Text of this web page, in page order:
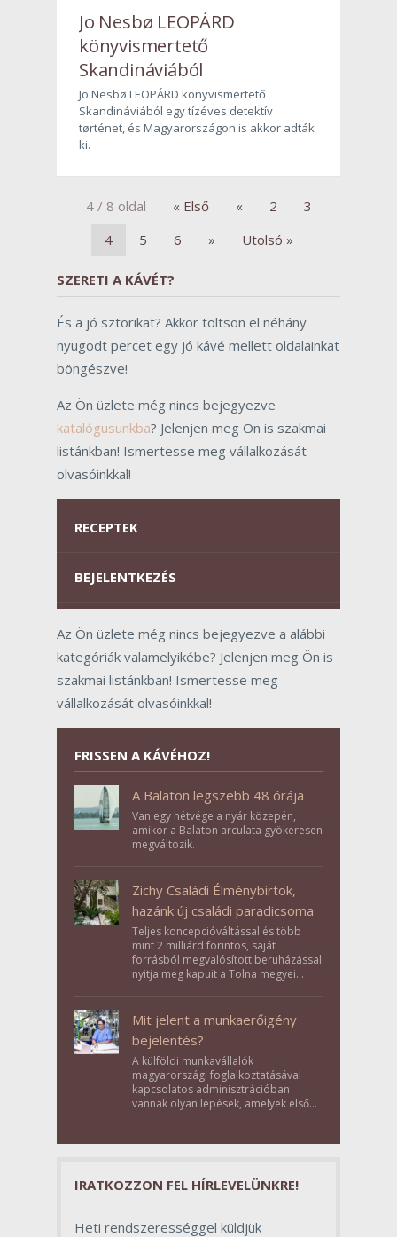
Jo Nesbø LEOPÁRD
könyvismertető
Skandináviából
Jo Nesbø LEOPÁRD könyvismertető
Skandináviából egy tízéves detektív
tørténet, és Magyarországon is akkor adták
ki.
4 / 8 oldal « Első « 2
3
4
5 6 » Utolsó »
SZERETI A KÁVÉT?
És a jó sztorikat? Akkor töltsön el néhány
nyugodt percet egy jó kávé mellett oldalainkat
böngészve!
Az Ön üzlete még nincs bejegyezve
katalógusunkba? Jelenjen meg Ön is szakmai
listánkban! Ismertesse meg vállalkozását
olvasóinkkal!
RECEPTEK
BEJELENTKEZÉS
Az Ön üzlete még nincs bejegyezve a alábbi
kategóriák valamelyikébe? Jelenjen meg Ön is
szakmai listánkban! Ismertesse meg
vállalkozását olvasóinkkal!
FRISSEN A KÁVÉHOZ!
A Balaton legszebb 48 órája
Van egy hétvége a nyár közepén,
amikor a Balaton arculata gyökeresen
megváltozik.
Zichy Családi Élménybirtok,
hazánk új családi paradicsoma
Teljes koncepcióváltással és több
mint 2 milliárd forintos, saját
forrásból megvalósított beruházással
nyitja meg kapuit a Tolna megyei
Mit jelent a munkaerőigény
bejelentés?
A külföldi munkavállalók
magyarországi foglalkoztatásával
kapcsolatos adminisztrációban
vannak olyan lépések, amelyek első
szerepet töltenek be az egész
IRATKOZZON FEL HÍRLEVELÜNKRE!
Heti rendszerességgel küldjük